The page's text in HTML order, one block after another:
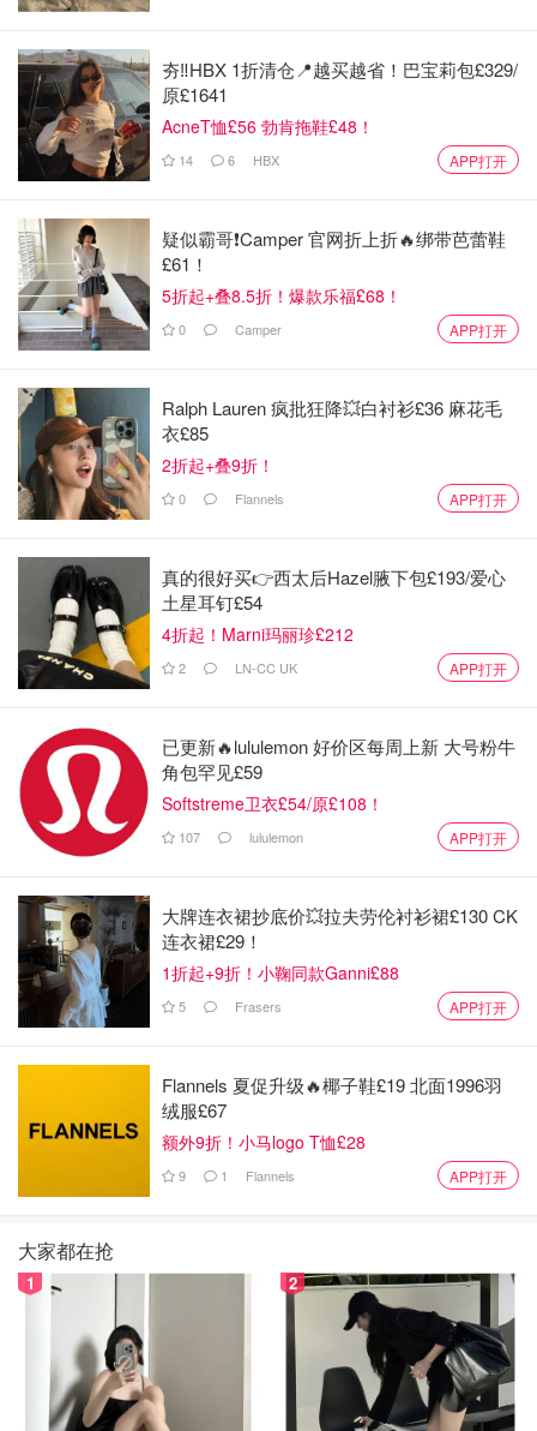
有业内人士分析，这一转型颇具深意。全食超市定位高端健
康食品，与Amazon Fresh的科技感形成鲜明对比，反映出
亚马逊正在根据市场反馈调整策略。从追求"购物便利性"转
向强调"产品质量和健康理念"，这一转变或许更能迎合当下
员工安置与未来布局
此次大规模关店预计将影响约250名员工。亚马逊官方表示
将提供"转岗机会"，但这一承诺能否完全兑现仍待观察。
明确的安置方案。
与此同时，亚马逊正在加速布局英国生鲜配送市场。公司计
划与Morrisons、Co-op等本地超市加强合作，在2025年前
实现更广泛的生鲜当日达服务。一位亚马逊内部人士透
送服务。"
亚马逊生鲜的退场，揭示了科技与零售融合的挑战：炫酷的
概念未必能击中真实需求。但这场“撤退”并非终局——当线
下门店收缩，线上配送网络正加速扩张。
未来，生鲜当日达
看法？欢迎在评论区分享！
如果你喜欢我们的文章记得❤喜欢+⭐收藏+📣分享
以加小编服务号（DMxQianDuoDuo）了解更多英国优质折
扣和攻略内容~
来源：timeout.com
英国新闻
夯‼️HBX 1折清仓📍越买越省！巴宝莉包£329/
原£1641
AcneT恤£56 勃肯拖鞋£48！
14 6 HBX APP打开
疑似霸哥❗️Camper 官网折上折🔥绑带芭蕾鞋
£61！
5折起+叠8.5折！爆款乐福£68！
0 Camper APP打开
Ralph Lauren 疯批狂降💥白衬衫£36 麻花毛
衣£85
2折起+叠9折！
0 Flannels APP打开
真的很好买👉西太后Hazel腋下包£193/爱心
土星耳钉£54
4折起！Marni玛丽珍£212
2 LN-CC UK APP打开
已更新🔥lululemon 好价区每周上新 大号粉牛
角包罕见£59
Softstreme卫衣£54/原£108！
107 lululemon APP打开
大牌连衣裙抄底价💥拉夫劳伦衬衫裙£130 CK
连衣裙£29！
1折起+9折！小鞠同款Ganni£88
5 Frasers APP打开
Flannels 夏促升级🔥椰子鞋£19 北面1996羽
绒服£67
额外9折！小马logo T恤£28
9 1 Flannels APP打开
大家都在抢
1 2